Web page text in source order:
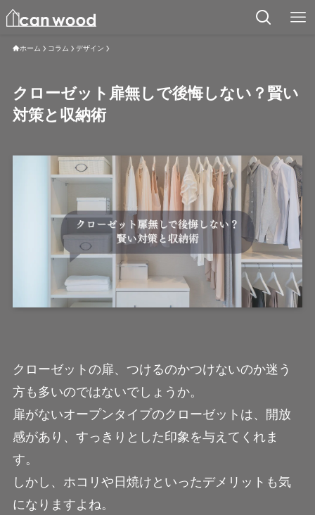
ホーム コラム デザイン
クローゼット扉無しで後悔しない？賢い
対策と収納術
クローゼットの扉、つけるのかつけないのか迷う
方も多いのではないでしょうか。
扉がないオープンタイプのクローゼットは、開放
感があり、すっきりとした印象を与えてくれま
す。
しかし、ホコリや日焼けといったデメリットも気
になりますよね。